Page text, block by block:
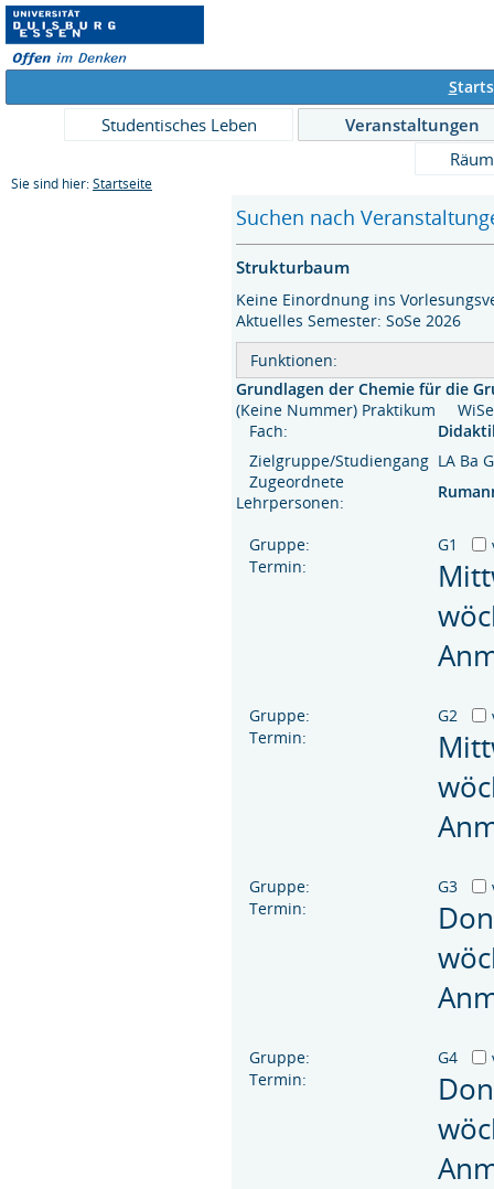
S
Studentisches Leben
Veranstaltungen
Sie sind hier: Startseite
Suchen nach
Strukturbaum
Keine Einordnung ins
Aktuelles Semester: SoSe 2026
Funktionen:
Grundlagen der Chemie für die
(Keine Nummer) Praktikum
Fach:
Zielgruppe/Studiengang LA Ba
Zugeordnete
Lehrpersonen:
Gruppe: G1
Termin:
Gruppe: G2
Termin:
Gruppe: G3
Termin:
Gruppe: G4
Termin: